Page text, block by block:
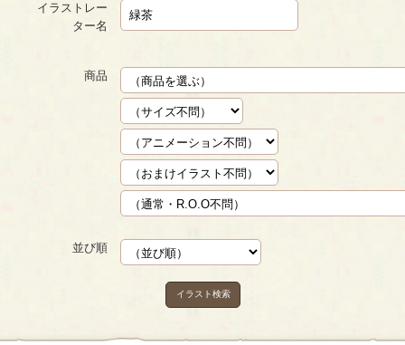
イラストレー
ター名
商品
並び順
イラスト検索